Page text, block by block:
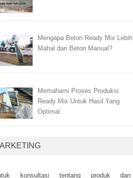
Mengapa Beton Ready Mix Lebih
Mahal dari Beton Manual?
Memahami Proses Produksi
Ready Mix Untuk Hasil Yang
Optimal
kоnsultаsі tеntаng рrоduk dаn